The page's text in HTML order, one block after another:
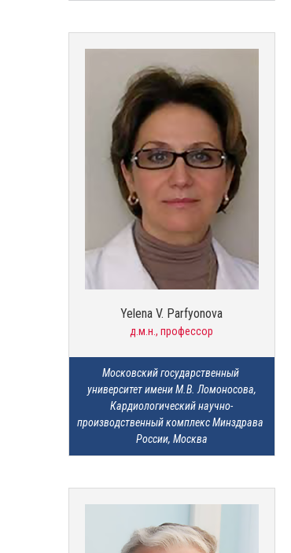
Yelena V. Parfyonova
д.м.н., профессор
Московский государственный
университет имени М.В. Ломоносова,
Кардиологический научно-
производственный комплекс Минздрава
России, Москва